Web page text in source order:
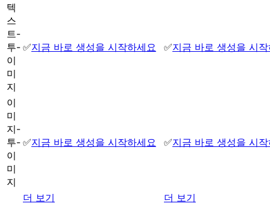
텍
스
트-
투-
이
미
지
✅지금 바로 생성을 시작하세요 ✅지금 바로 생성을 시
이
미
지-
투-
이
미
지
✅지금 바로 생성을 시작하세요 ✅지금 바로 생성을 시
더 보기 더 보기